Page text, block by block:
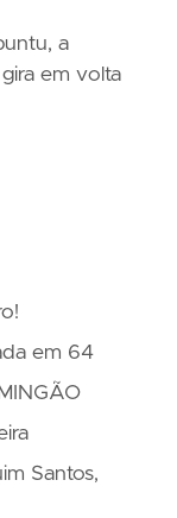
a
em volta
em 64
Santos,